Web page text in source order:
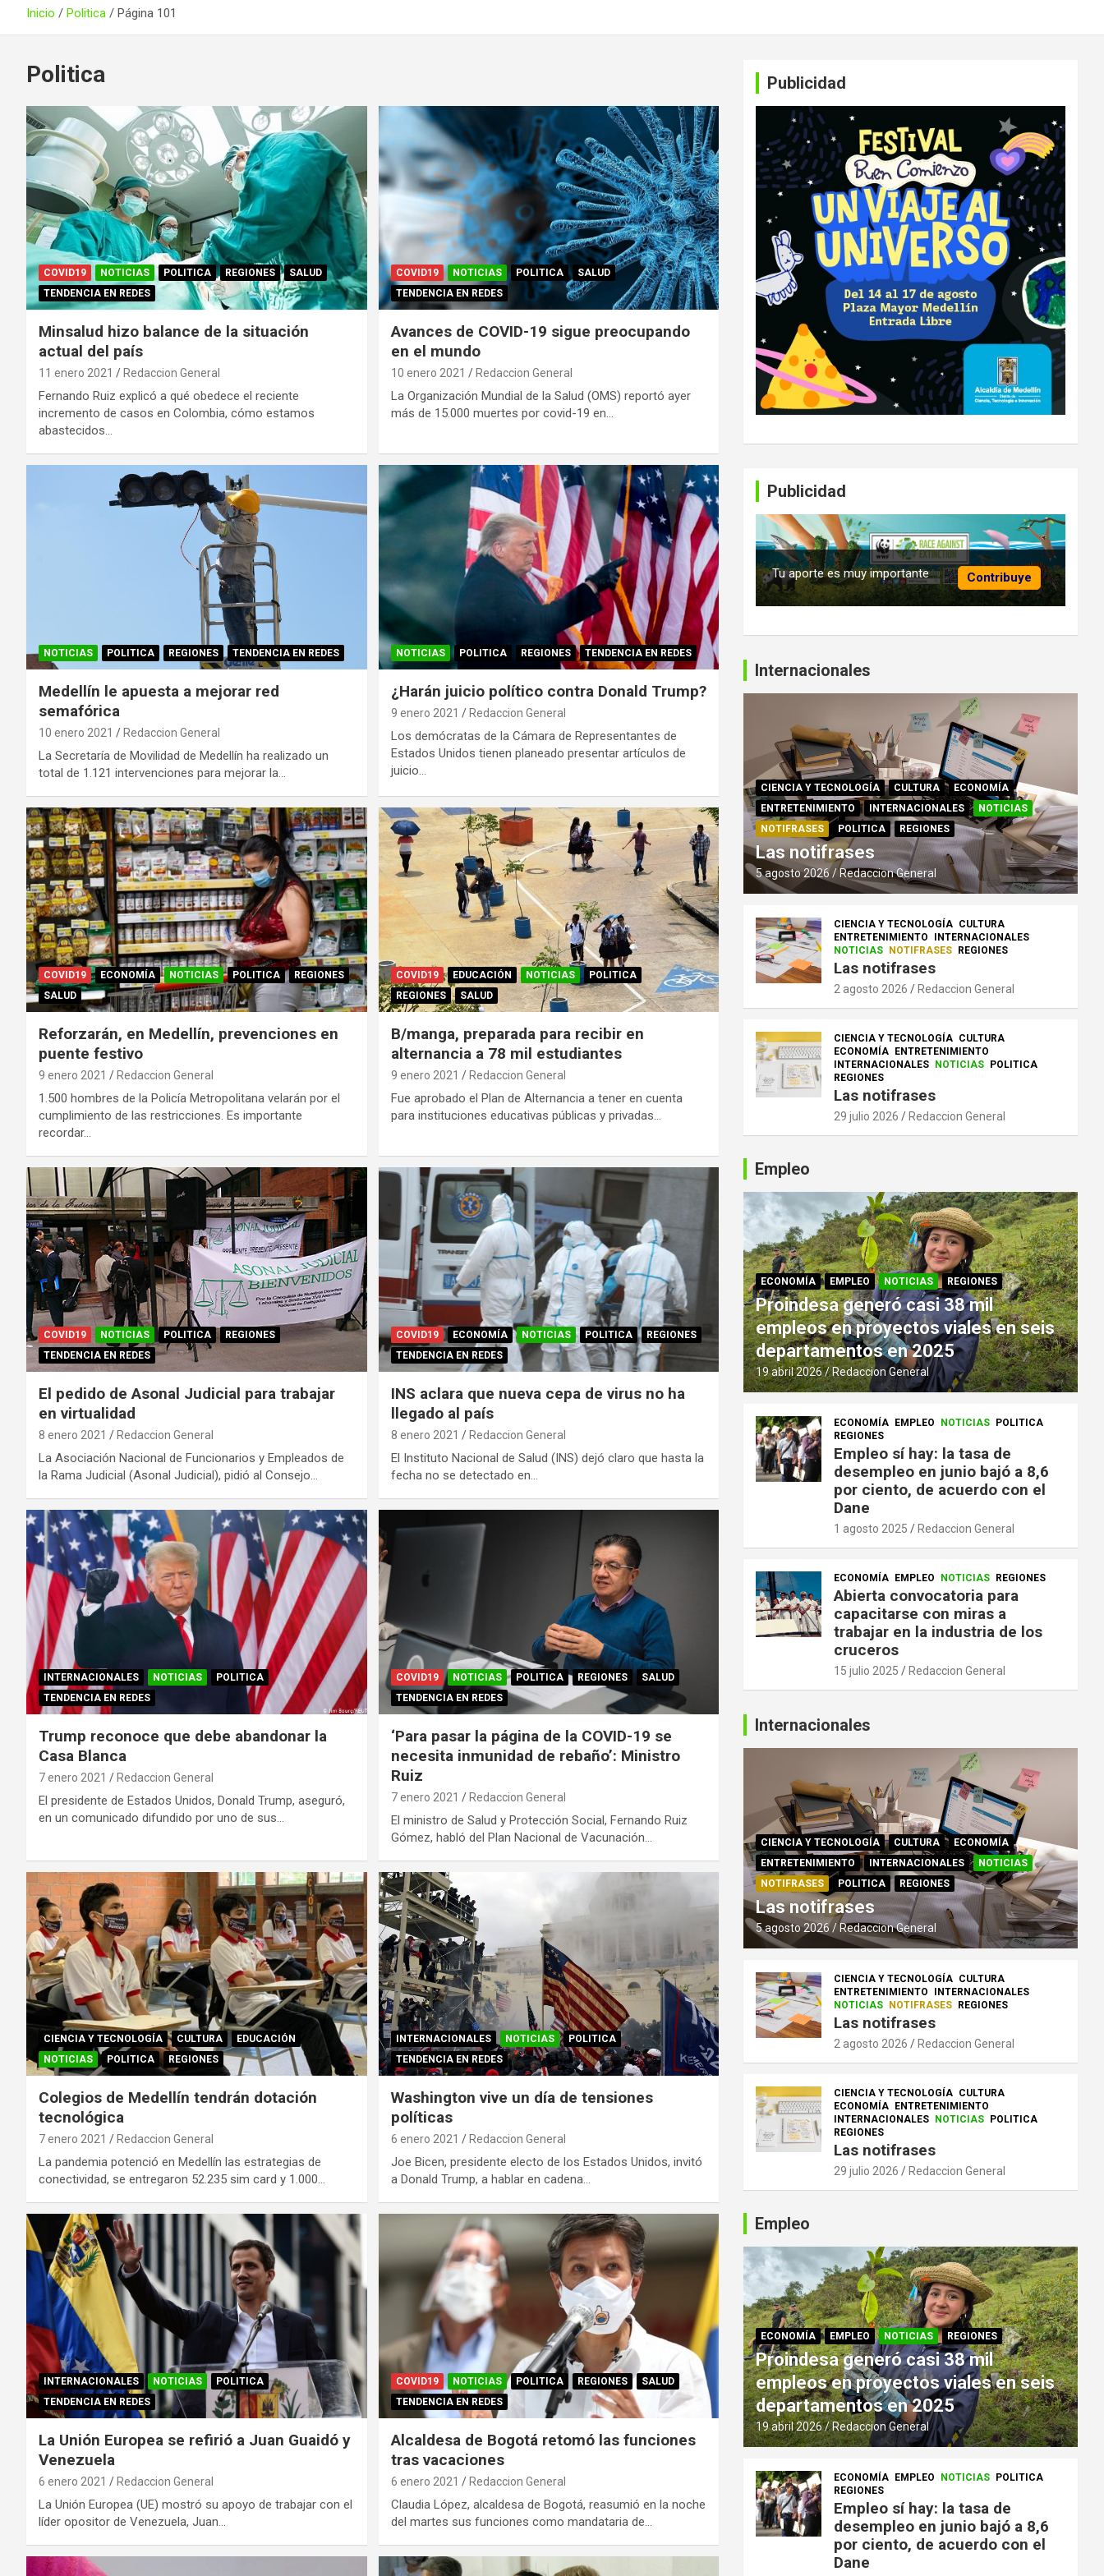
Inicio Politica Página 101
Politica
COVID19 NOTICIAS POLITICA REGIONES
SALUD
TENDENCIA EN REDES
Minsalud hizo balance de la situación
actual del país
11 enero 2021 Redaccion General
Fernando Ruiz explicó a qué obedece el reciente
incremento de casos en Colombia, cómo estamos
abastecidos…
COVID19 NOTICIAS POLITICA
SALUD
TENDENCIA EN REDES
Avances de COVID-19 sigue preocupando
en el mundo
10 enero 2021 Redaccion General
La Organización Mundial de la Salud (OMS) reportó ayer
más de 15.000 muertes por covid-19 en…
NOTICIAS POLITICA REGIONES TENDENCIA EN REDES
Medellín le apuesta a mejorar red
semafórica
10 enero 2021 Redaccion General
La Secretaría de Movilidad de Medellín ha realizado un
total de 1.121 intervenciones para mejorar la…
NOTICIAS POLITICA REGIONES TENDENCIA EN REDES
¿Harán juicio político contra Donald Trump?
9 enero 2021 Redaccion General
Los demócratas de la Cámara de Representantes de
Estados Unidos tienen planeado presentar artículos de
juicio…
COVID19 ECONOMÍA NOTICIAS POLITICA
REGIONES
SALUD
Reforzarán, en Medellín, prevenciones en
puente festivo
9 enero 2021 Redaccion General
1.500 hombres de la Policía Metropolitana velarán por el
cumplimiento de las restricciones. Es importante
recordar…
COVID19 EDUCACIÓN NOTICIAS
POLITICA
REGIONES
SALUD
B/manga, preparada para recibir en
alternancia a 78 mil estudiantes
9 enero 2021 Redaccion General
Fue aprobado el Plan de Alternancia a tener en cuenta
para instituciones educativas públicas y privadas…
COVID19 NOTICIAS POLITICA
REGIONES
TENDENCIA EN REDES
El pedido de Asonal Judicial para trabajar
en virtualidad
8 enero 2021 Redaccion General
La Asociación Nacional de Funcionarios y Empleados de
la Rama Judicial (Asonal Judicial), pidió al Consejo…
COVID19 ECONOMÍA NOTICIAS POLITICA
REGIONES
TENDENCIA EN REDES
INS aclara que nueva cepa de virus no ha
llegado al país
8 enero 2021 Redaccion General
El Instituto Nacional de Salud (INS) dejó claro que hasta la
fecha no se detectado en…
INTERNACIONALES NOTICIAS
POLITICA
TENDENCIA EN REDES
Trump reconoce que debe abandonar la
Casa Blanca
7 enero 2021 Redaccion General
El presidente de Estados Unidos, Donald Trump, aseguró,
en un comunicado difundido por uno de sus…
COVID19 NOTICIAS POLITICA REGIONES
SALUD
TENDENCIA EN REDES
‘Para pasar la página de la COVID-19 se
necesita inmunidad de rebaño’: Ministro
Ruiz
7 enero 2021 Redaccion General
El ministro de Salud y Protección Social, Fernando Ruiz
Gómez, habló del Plan Nacional de Vacunación…
CIENCIA Y TECNOLOGÍA CULTURA
EDUCACIÓN
NOTICIAS
POLITICA REGIONES
Colegios de Medellín tendrán dotación
tecnológica
7 enero 2021 Redaccion General
La pandemia potenció en Medellín las estrategias de
conectividad, se entregaron 52.235 sim card y 1.000…
INTERNACIONALES NOTICIAS
POLITICA
TENDENCIA EN REDES
Washington vive un día de tensiones
políticas
6 enero 2021 Redaccion General
Joe Bicen, presidente electo de los Estados Unidos, invitó
a Donald Trump, a hablar en cadena…
INTERNACIONALES NOTICIAS
POLITICA
TENDENCIA EN REDES
La Unión Europea se refirió a Juan Guaidó y
Venezuela
6 enero 2021 Redaccion General
La Unión Europea (UE) mostró su apoyo de trabajar con el
líder opositor de Venezuela, Juan…
COVID19 NOTICIAS POLITICA REGIONES
SALUD
TENDENCIA EN REDES
Alcaldesa de Bogotá retomó las funciones
tras vacaciones
6 enero 2021 Redaccion General
Claudia López, alcaldesa de Bogotá, reasumió en la noche
del martes sus funciones como mandataria de…
Publicidad
Publicidad
Contribuye
Tu aporte es muy importante
Internacionales
CIENCIA Y TECNOLOGÍA CULTURA
ECONOMÍA
ENTRETENIMIENTO
INTERNACIONALES
NOTICIAS
NOTIFRASES
POLITICA REGIONES
Las notifrases
5 agosto 2026 Redaccion General
CIENCIA Y TECNOLOGÍA CULTURA
ENTRETENIMIENTO
INTERNACIONALES
NOTICIAS
NOTIFRASES REGIONES
Las notifrases
2 agosto 2026 Redaccion General
CIENCIA Y TECNOLOGÍA CULTURA
ECONOMÍA
ENTRETENIMIENTO
INTERNACIONALES
NOTICIAS
POLITICA
REGIONES
Las notifrases
29 julio 2026 Redaccion General
Empleo
ECONOMÍA EMPLEO NOTICIAS REGIONES
Proindesa generó casi 38 mil
empleos en proyectos viales en seis
departamentos en 2025
19 abril 2026 Redaccion General
ECONOMÍA EMPLEO NOTICIAS
POLITICA
REGIONES
Empleo sí hay: la tasa de
desempleo en junio bajó a 8,6
por ciento, de acuerdo con el
Dane
1 agosto 2025 Redaccion General
ECONOMÍA EMPLEO NOTICIAS REGIONES
Abierta convocatoria para
capacitarse con miras a
trabajar en la industria de los
cruceros
15 julio 2025 Redaccion General
Internacionales
CIENCIA Y TECNOLOGÍA CULTURA
ECONOMÍA
ENTRETENIMIENTO
INTERNACIONALES
NOTICIAS
NOTIFRASES
POLITICA REGIONES
Las notifrases
5 agosto 2026 Redaccion General
CIENCIA Y TECNOLOGÍA CULTURA
ENTRETENIMIENTO
INTERNACIONALES
NOTICIAS
NOTIFRASES REGIONES
Las notifrases
2 agosto 2026 Redaccion General
CIENCIA Y TECNOLOGÍA CULTURA
ECONOMÍA
ENTRETENIMIENTO
INTERNACIONALES
NOTICIAS
POLITICA
REGIONES
Las notifrases
29 julio 2026 Redaccion General
Empleo
ECONOMÍA EMPLEO NOTICIAS REGIONES
Proindesa generó casi 38 mil
empleos en proyectos viales en seis
departamentos en 2025
19 abril 2026 Redaccion General
ECONOMÍA EMPLEO NOTICIAS
POLITICA
REGIONES
Empleo sí hay: la tasa de
desempleo en junio bajó a 8,6
por ciento, de acuerdo con el
Dane